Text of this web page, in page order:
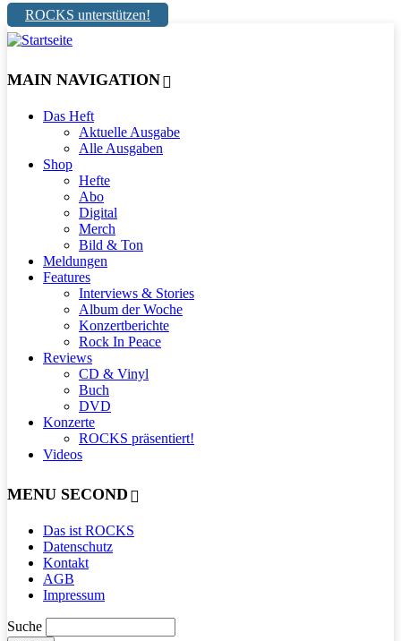
ROCKS unterstützen!
MAIN NAVIGATION
Das Heft
Aktuelle Ausgabe
Alle Ausgaben
Shop
Hefte
Abo
Digital
Merch
Bild & Ton
Meldungen
Features
Interviews & Stories
Album der Woche
Konzertberichte
Rock In Peace
Reviews
CD & Vinyl
Buch
DVD
Konzerte
ROCKS präsentiert!
Videos
MENU SECOND
Das ist ROCKS
Datenschutz
Kontakt
AGB
Impressum
Suche